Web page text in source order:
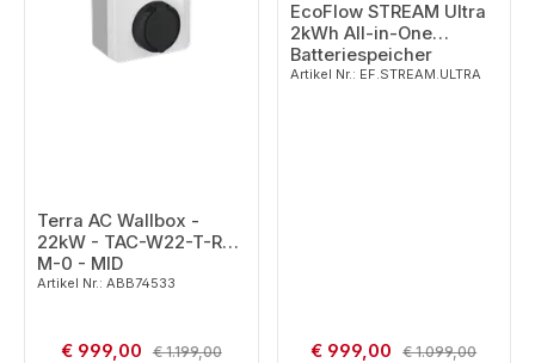
Terra AC Wallbox -
22kW - TAC-W22-T-RD-
M-0 - MID
Artikel Nr.: ABB74533
Verkaufspreis:
€ 999,00 Regulärer Preis:
€ 1.199,00
EcoFlow STREAM Ultra
2kWh All-in-One
Batteriespeicher
Artikel Nr.: EF.STREAM.ULTRA
Verkaufspreis:
€ 999,00 Regulärer Preis:
€ 1.099,00